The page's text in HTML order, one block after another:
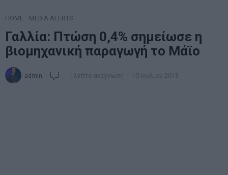
HOME MEDIA ALERTS
Γαλλία: Πτώση 0,4% σημείωσε η
βιομηχανική παραγωγή το Μάϊο
admin 1 λεπτό ανάγνωση 10 Ιουλίου 2013